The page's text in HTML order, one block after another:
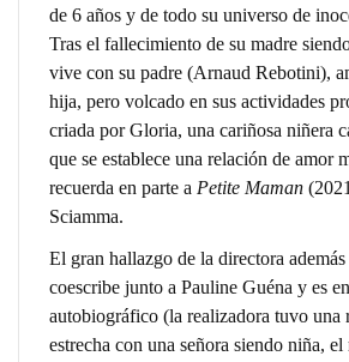
de 6 años y de todo su universo de
Tras el fallecimiento de su madre
vive con su padre (Arnaud Rebotini),
hija, pero volcado en sus actividades
criada por Gloria, una cariñosa niñera
que se establece una relación de amor
recuerda en parte a Petite Maman
Sciamma.
El gran hallazgo de la directora
coescribe junto a Pauline Guéna y es
autobiográfico (la realizadora tuvo una
estrecha con una señora siendo niña, el